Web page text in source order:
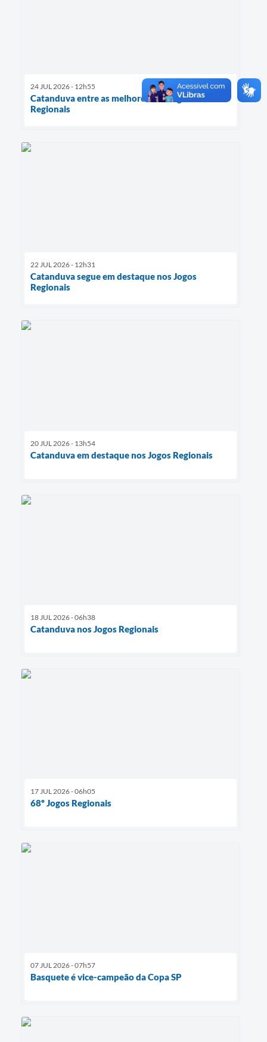
24 JUL 2026 - 12h55
Catanduva entre as melhores dos Jogos
Regionais
22 JUL 2026 - 12h31
Catanduva segue em destaque nos Jogos
Regionais
20 JUL 2026 - 13h54
Catanduva em destaque nos Jogos Regionais
18 JUL 2026 - 06h38
Catanduva nos Jogos Regionais
17 JUL 2026 - 06h05
68º Jogos Regionais
07 JUL 2026 - 07h57
Basquete é vice-campeão da Copa SP